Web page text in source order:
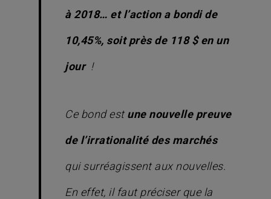
à 2018… et l’action a bondi de
10,45%, soit près de 118 $ en un
jour !
Ce bond est une nouvelle preuve
de l’irrationalité des marchés
qui surréagissent aux nouvelles.
En effet, il faut préciser que la